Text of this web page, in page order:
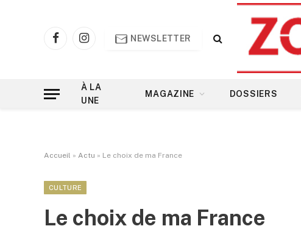
FacebookInstagram
NEWSLETTER
À LA
UNE
MAGAZINE DOSSIERS
Accueil » Actu » Le choix de ma France
CULTURE
Le choix de ma France